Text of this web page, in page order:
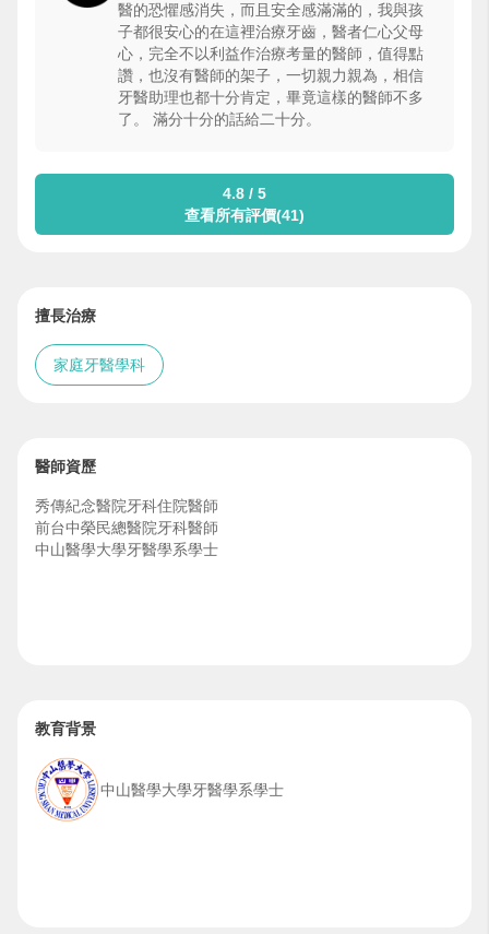
醫的恐懼感消失，而且安全感滿滿的，我與孩
子都很安心的在這裡治療牙齒，醫者仁心父母
心，完全不以利益作治療考量的醫師，值得點
讚，也沒有醫師的架子，一切親力親為，相信
牙醫助理也都十分肯定，畢竟這樣的醫師不多
了。 滿分十分的話給二十分。
4.8 / 5
查看所有評價(41)
擅長治療
家庭牙醫學科
醫師資歷
秀傳紀念醫院牙科住院醫師
前台中榮民總醫院牙科醫師
中山醫學大學牙醫學系學士
教育背景
中山醫學大學牙醫學系學士